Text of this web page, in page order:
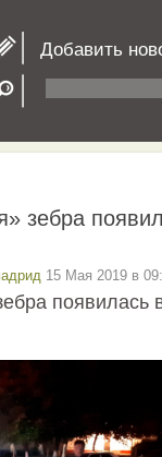
Добавить
зебра
15 Мая 2019 в
появилась